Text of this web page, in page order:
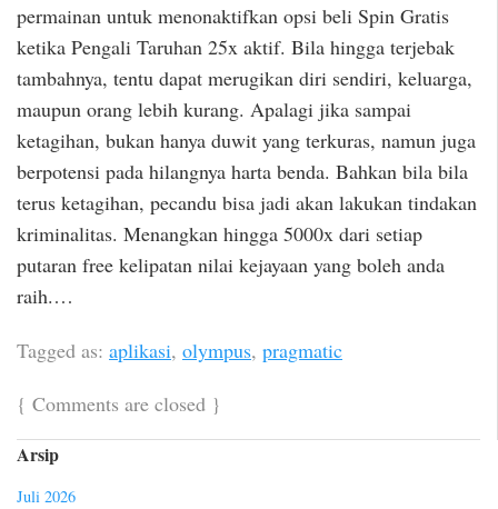
permainan untuk menonaktifkan opsi beli Spin Gratis
ketika Pengali Taruhan 25x aktif. Bila hingga terjebak
tambahnya, tentu dapat merugikan diri sendiri, keluarga,
maupun orang lebih kurang. Apalagi jika sampai
ketagihan, bukan hanya duwit yang terkuras, namun juga
berpotensi pada hilangnya harta benda. Bahkan bila bila
terus ketagihan, pecandu bisa jadi akan lakukan tindakan
kriminalitas. Menangkan hingga 5000x dari setiap
putaran free kelipatan nilai kejayaan yang boleh anda
raih.…
Tagged as: aplikasi, olympus, pragmatic
{ Comments are closed }
Arsip
Juli 2026